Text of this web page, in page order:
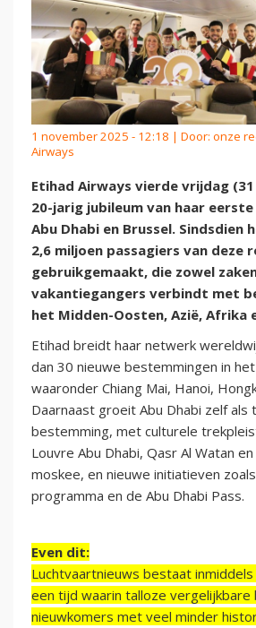
1 november 2025 - 12:18 | Door: onze
Airways
Etihad Airways vierde vrijdag
20-jarig jubileum van haar
Abu Dhabi en Brussel. Sindsdien
2,6 miljoen passagiers van deze
gebruikgemaakt, die zowel
vakantiegangers verbindt met
het Midden-Oosten, Azië, Afrika
Etihad breidt haar netwerk
dan 30 nieuwe bestemmingen in
waaronder Chiang Mai, Hanoi,
Daarnaast groeit Abu Dhabi zelf als
bestemming, met culturele
Louvre Abu Dhabi, Qasr Al Watan
moskee, en nieuwe initiatieven
programma en de Abu Dhabi Pass.
Even dit:
Luchtvaartnieuws bestaat
een tijd waarin talloze vergelijkbare
nieuwkomers met veel minder